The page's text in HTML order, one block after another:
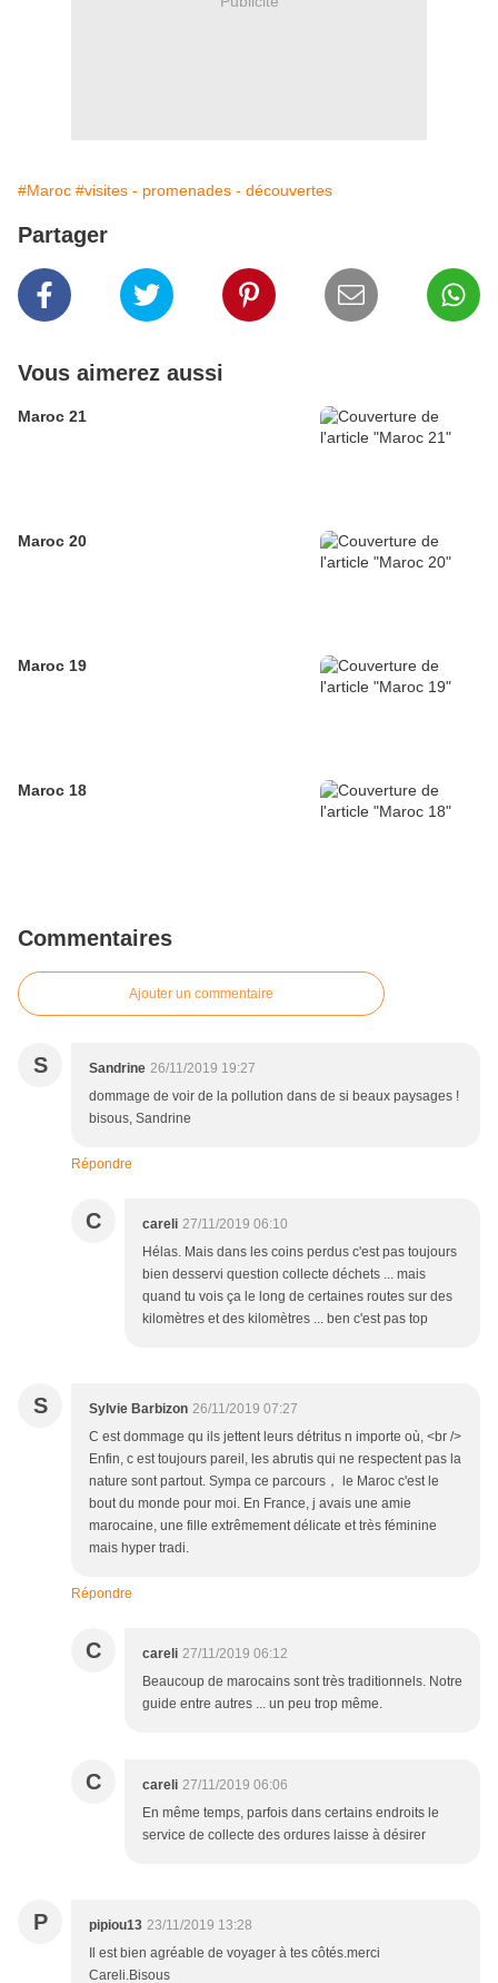
#Maroc #visites - promenades - découvertes
Partager
Vous aimerez aussi
Maroc 21
Maroc 20
Maroc 19
Maroc 18
Commentaires
Ajouter un commentaire
S Sandrine 26/11/2019 19:27
dommage de voir de la pollution dans de si beaux paysages !
bisous, Sandrine
Répondre
C careli 27/11/2019 06:10
Hélas. Mais dans les coins perdus c'est pas toujours
bien desservi question collecte déchets ... mais
quand tu vois ça le long de certaines routes sur des
kilomètres et des kilomètres ... ben c'est pas top
S Sylvie Barbizon 26/11/2019 07:27
C est dommage qu ils jettent leurs détritus n importe où, <br />
Enfin, c est toujours pareil, les abrutis qui ne respectent pas la
nature sont partout. Sympa ce parcours， le Maroc c'est le
bout du monde pour moi. En France, j avais une amie
marocaine, une fille extrêmement délicate et très féminine
mais hyper tradi.
Répondre
C careli 27/11/2019 06:12
Beaucoup de marocains sont très traditionnels. Notre
guide entre autres ... un peu trop même.
C careli 27/11/2019 06:06
En même temps, parfois dans certains endroits le
service de collecte des ordures laisse à désirer
P pipiou13 23/11/2019 13:28
Il est bien agréable de voyager à tes côtés.merci
Careli.Bisous